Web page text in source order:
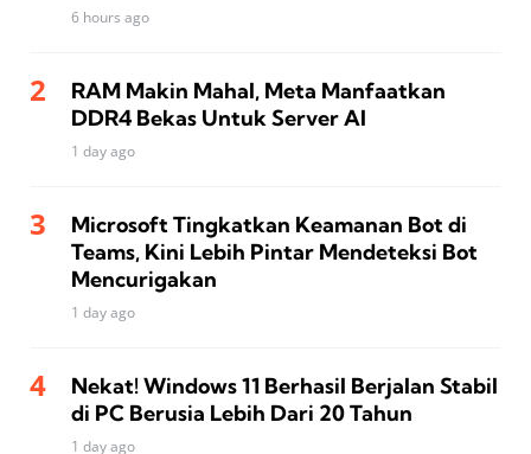
6 hours ago
RAM Makin Mahal, Meta Manfaatkan
DDR4 Bekas Untuk Server AI
1 day ago
Microsoft Tingkatkan Keamanan Bot di
Teams, Kini Lebih Pintar Mendeteksi Bot
Mencurigakan
1 day ago
Nekat! Windows 11 Berhasil Berjalan Stabil
di PC Berusia Lebih Dari 20 Tahun
1 day ago